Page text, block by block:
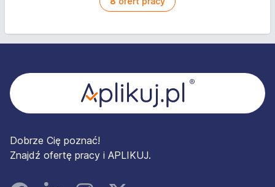
Dobrze Cię poznać!
Znajdź ofertę pracy i APLIKUJ.